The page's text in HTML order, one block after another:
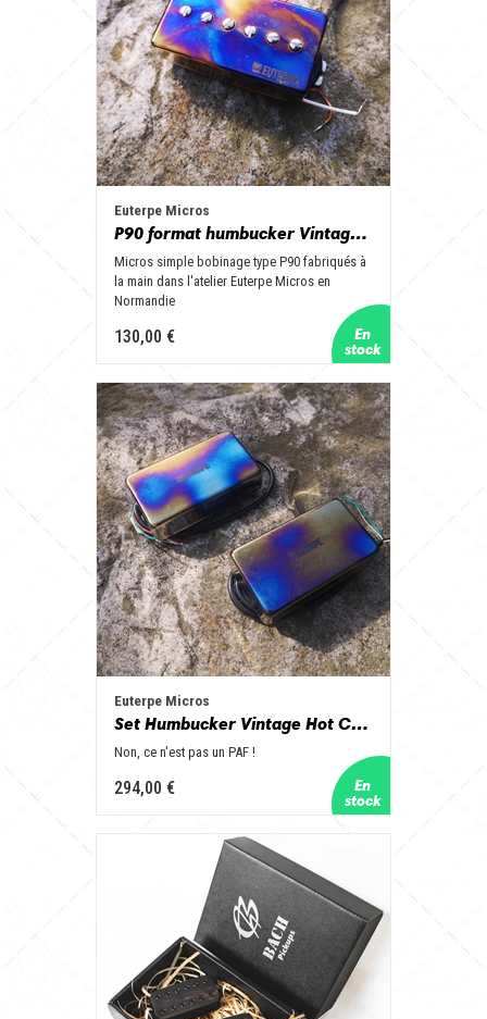
Euterpe Micros
P90 format humbucker Vintage Hot Alnico 2
Micros simple bobinage type P90 fabriqués à
la main dans l'atelier Euterpe Micros en
Normandie
130,00 €
Euterpe Micros
Set Humbucker Vintage Hot Capots pleins chrome bleutés
Non, ce n'est pas un PAF !
294,00 €